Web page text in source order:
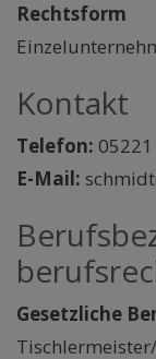
Rechtsform
Kontakt
Telefon:
E-Mail:
Gesetzliche